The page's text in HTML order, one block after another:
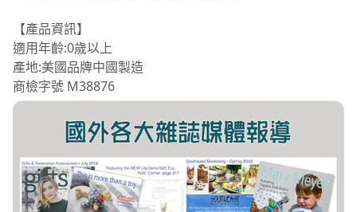
【產品資訊】
適用年齡:0歲以上
產地:美國品牌中國製造
商檢字號 M38876